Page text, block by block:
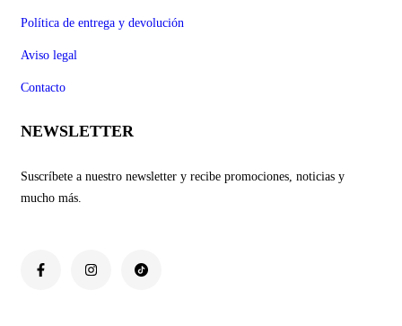
Política de entrega y devolución
Aviso legal
Contacto
NEWSLETTER
Suscríbete a nuestro newsletter y recibe promociones, noticias y
mucho más.